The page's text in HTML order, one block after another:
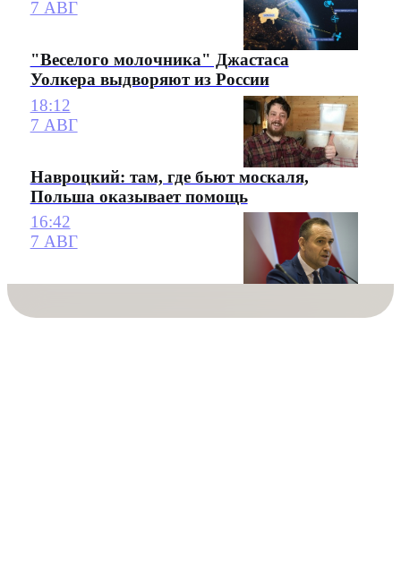
7 АВГ
"Веселого молочника" Джастаса
Уолкера выдворяют из России
18:12
7 АВГ
Навроцкий: там, где бьют москаля,
Польша оказывает помощь
16:42
7 АВГ